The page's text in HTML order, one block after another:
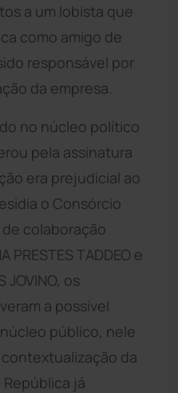
a um lobista que
como amigo de
responsável por
da empresa.
no núcleo político
pela assinatura
era prejudicial ao
o Consórcio
colaboração
PRESTES TADDEO e
JOVINO, os
a possível
público, nele
contextualização da
já